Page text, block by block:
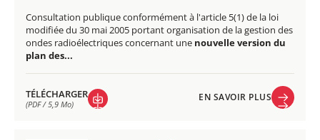
Consultation publique conformément à l'article 5(1) de la loi
modifiée du 30 mai 2005 portant organisation de la gestion des
ondes radioélectriques concernant une nouvelle version du
plan des...
TÉLÉCHARGER
(PDF / 5,9 Mo)
EN SAVOIR PLUS